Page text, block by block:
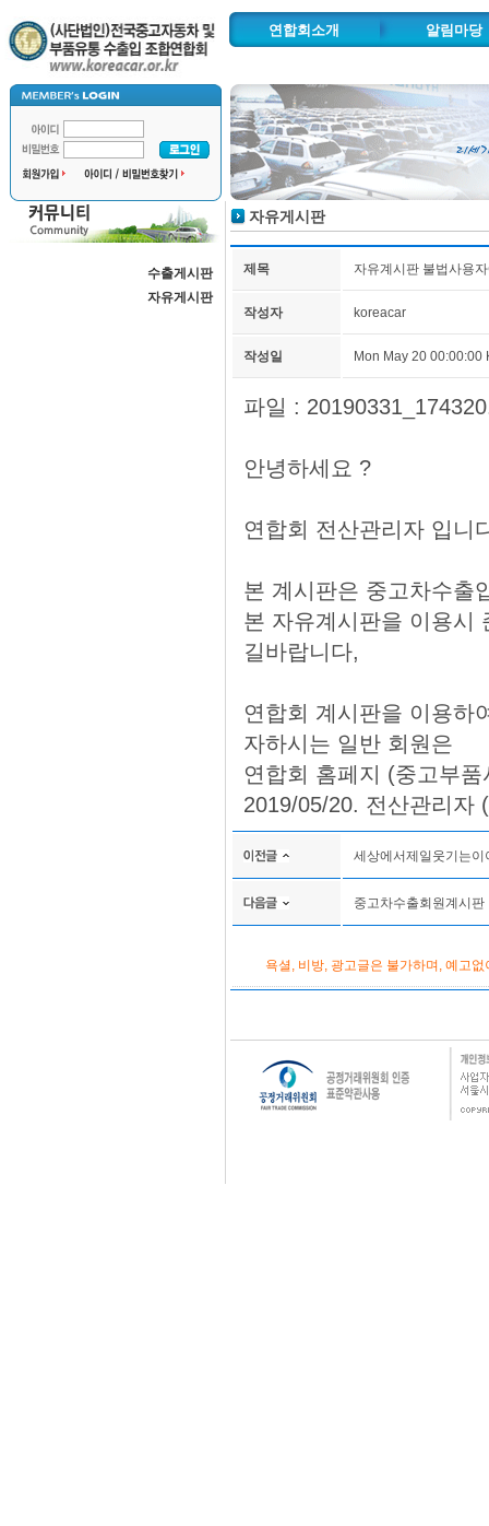
연합회소개
연혁 및 주요사업
추진사업
조직도
협력기관
자동차수출물류단지
알림마당
보도자료
시도조합안
수출게시판
자유게시판
자유게시판
제목 자유계시판 불법사용
작성자 koreacar
작성일 Mon May 20 00:00:00
파일 :
안녕하세요 ?
연합회 전산관리자 입니
본 계시판은 중고차수출
본 자유계시판을 이용시
길바랍니다,
연합회 계시판을 이용하
자하시는 일반 회원은
연합회 홈페지 (중고부
2019/05/20. 전산관리자
세상에서제일웃기는이
중고차수출회원계시판
욕셜, 비방, 광고글은 불가하며, 예고없